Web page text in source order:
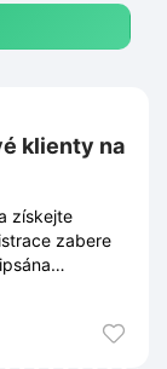
klienty na
získejte
zabere
výhodnější